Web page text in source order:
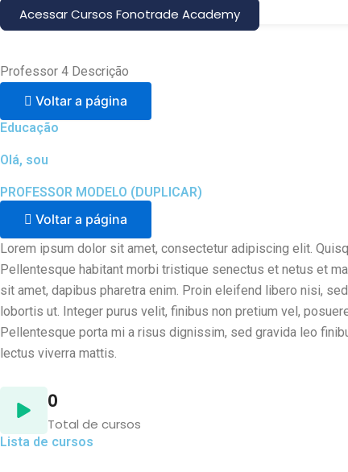
Acessar Cursos Fonotrade Academy
Professor 4 Descrição
Voltar a página
Educação
Olá, sou
PROFESSOR MODELO (DUPLICAR)
Voltar a página
Lorem ipsum dolor sit amet, consectetur adipiscing elit.
Pellentesque habitant morbi tristique senectus et netus et
sit amet, dapibus pharetra enim. Proin eleifend libero nisi,
lobortis ut. Integer purus velit, finibus non pretium vel,
Pellentesque porta mi a risus dignissim, sed gravida leo
lectus viverra mattis.
0
Total de cursos
Lista de cursos